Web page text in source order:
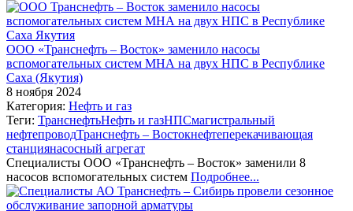
ООО «Транснефть – Восток» заменило насосы
вспомогательных систем МНА на двух НПС в Республике
Саха (Якутия)
8 ноября 2024
Категория: Нефть и газ
Теги: ТранснефтьНефть и газНПСмагистральный
нефтепроводТранснефть – Востокнефтеперекачивающая
станциянасосный агрегат
Специалисты ООО «Транснефть – Восток» заменили 8
насосов вспомогательных систем Подробнее...